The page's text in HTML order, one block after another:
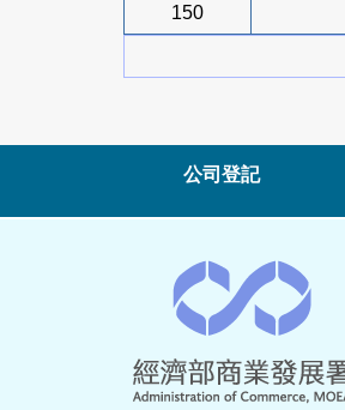
150
公司登記